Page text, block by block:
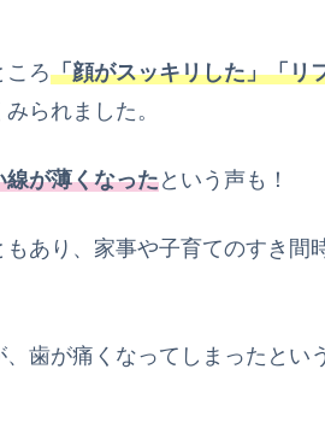
ころ「顔がスッキリした」「リ
られました。
線が薄くなったという声も！
あり、家事や子育てのすき間
歯が痛くなってしまったとい